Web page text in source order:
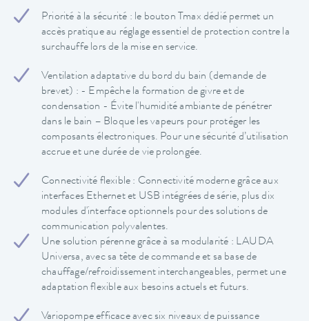
Priorité à la sécurité : le bouton Tmax dédié permet un
accès pratique au réglage essentiel de protection contre la
surchauffe lors de la mise en service.
Ventilation adaptative du bord du bain (demande de
brevet) : - Empêche la formation de givre et de
condensation - Évite l'humidité ambiante de pénétrer
dans le bain – Bloque les vapeurs pour protéger les
composants électroniques. Pour une sécurité d’utilisation
accrue et une durée de vie prolongée.
Connectivité flexible : Connectivité moderne grâce aux
interfaces Ethernet et USB intégrées de série, plus dix
modules d'interface optionnels pour des solutions de
communication polyvalentes.
Une solution pérenne grâce à sa modularité : LAUDA
Universa, avec sa tête de commande et sa base de
chauffage/refroidissement interchangeables, permet une
adaptation flexible aux besoins actuels et futurs.
Variopompe efficace avec six niveaux de puissance